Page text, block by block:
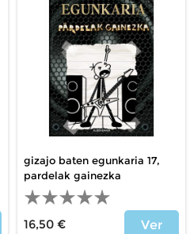
gizajo baten egunkaria 17,
pardelak gainezka
16,50 €
Ver